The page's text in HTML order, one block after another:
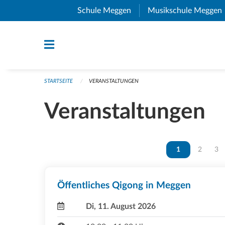
Navigation überspringen
Schule Meggen (External Link)
Musikschule Meggen
STARTSEITE VERANSTALTUNGEN
Veranstaltungen
Vous êtes sur la
1 Vous
2 3
Öffentliches Qigong in Meggen
Di, 11. August 2026